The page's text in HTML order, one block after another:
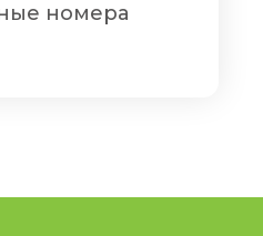
номера